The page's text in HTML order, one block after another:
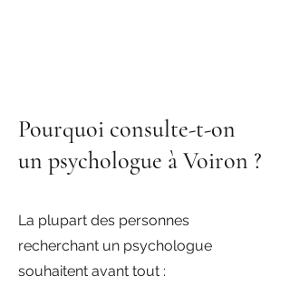
Pourquoi consulte-t-on
un psychologue à Voiron ?
La plupart des personnes
recherchant un psychologue
souhaitent avant tout :